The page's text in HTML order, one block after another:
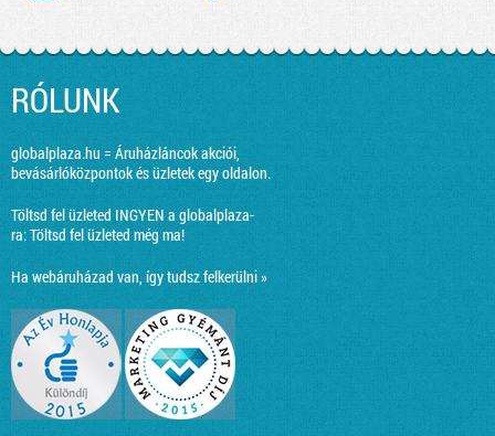
RÓLUNK
globalplaza.hu = Áruházláncok akciói,
bevásárlóközpontok és üzletek egy oldalon.
Töltsd fel üzleted INGYEN a globalplaza-
ra:Töltsd fel üzleted még ma!
Ha webáruházad van, így tudsz felkerülni »